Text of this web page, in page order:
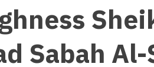
Sabah